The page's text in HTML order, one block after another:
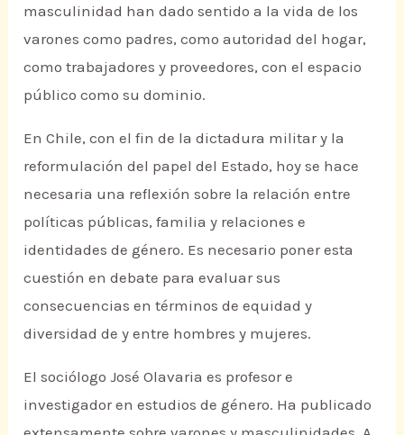
masculinidad han dado sentido a la vida de los
varones como padres, como autoridad del hogar,
como trabajadores y proveedores, con el espacio
público como su dominio.
En Chile, con el fin de la dictadura militar y la
reformulación del papel del Estado, hoy se hace
necesaria una reflexión sobre la relación entre
políticas públicas, familia y relaciones e
identidades de género. Es necesario poner esta
cuestión en debate para evaluar sus
consecuencias en términos de equidad y
diversidad de y entre hombres y mujeres.
El sociólogo José Olavaria es profesor e
investigador en estudios de género. Ha publicado